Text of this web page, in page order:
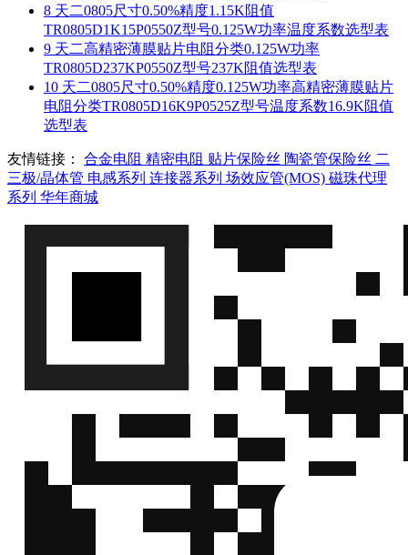
8 天二0805尺寸0.50%精度1.15K阻值
TR0805D1K15P0550Z型号0.125W功率温度系数选型表
9 天二高精密薄膜贴片电阻分类0.125W功率
TR0805D237KP0550Z型号237K阻值选型表
10 天二0805尺寸0.50%精度0.125W功率高精密薄膜贴片
电阻分类TR0805D16K9P0525Z型号温度系数16.9K阻值
选型表
友情链接： 合金电阻 精密电阻 贴片保险丝 陶瓷管保险丝 二
三极/晶体管 电感系列 连接器系列 场效应管(MOS) 磁珠代理
系列 华年商城